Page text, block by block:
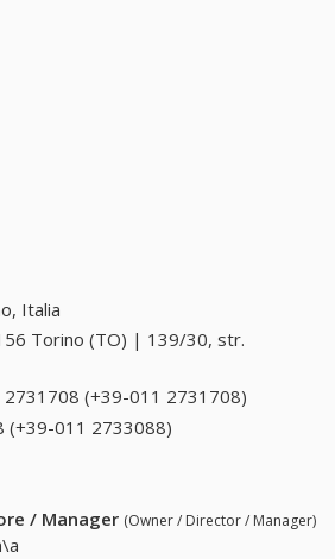
Italia
Torino (TO) | 139/30, str.
2731708 (+39-011 2731708)
(+39-011 2733088)
/ Manager (Owner / Director / Manager)